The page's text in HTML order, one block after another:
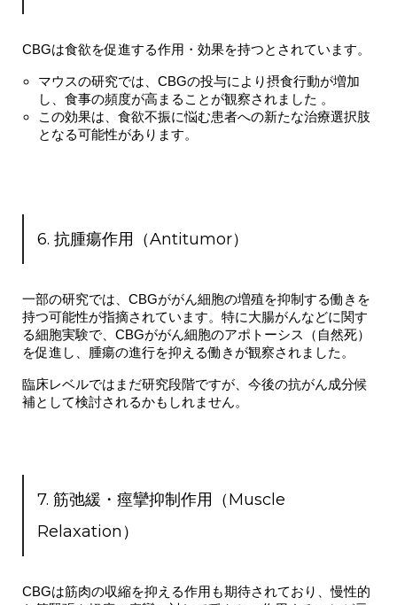
CBGは食欲を促進する作用・効果を持つとされています。
マウスの研究では、CBGの投与により摂食行動が増加
し、食事の頻度が高まることが観察されました 。
この効果は、食欲不振に悩む患者への新たな治療選択肢
となる可能性があります。
6. 抗腫瘍作用（Antitumor）
一部の研究では、CBGががん細胞の増殖を抑制 する働きを
持つ可能性が指摘されています。特に大腸がんなどに関す
る細胞実験で、CBGががん細胞のアポトーシス（自然死）
を促進 し、腫瘍の進行を抑える働きが観察されました。
臨床レベルではまだ研究段階ですが、 今後の抗がん成分候
補として検討されるかもしれません。
7. 筋弛緩・痙攣抑制作用（Muscle
Relaxation）
CBGは筋肉の収縮を抑える作用も期待されており、慢性的